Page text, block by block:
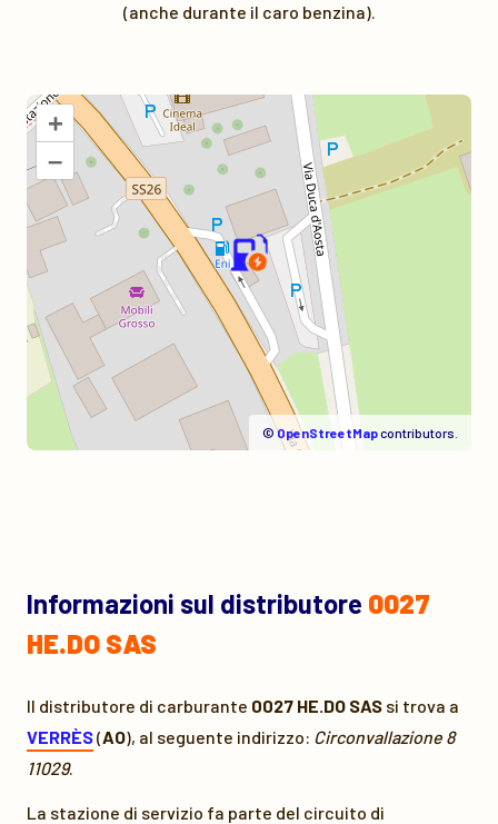
(anche durante il caro benzina).
+
–
©OpenStreetMapcontributors.
Informazioni sul distributore 0027
HE.DO SAS
Il distributore di carburante 0027 HE.DO SAS si trova a
VERRÈS(AO), al seguente indirizzo: Circonvallazione 8
11029.
La stazione di servizio fa parte del circuito di